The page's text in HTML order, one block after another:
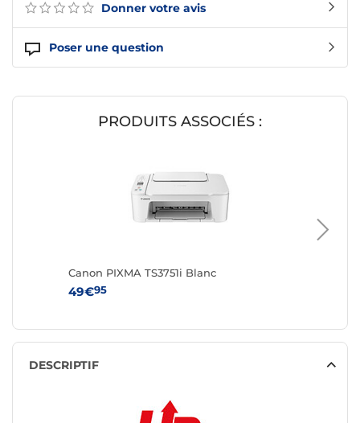
Donner votre avis
Poser une question
PRODUITS ASSOCIÉS :
Canon PIXMA TS3751i Blanc
49€95
DESCRIPTIF